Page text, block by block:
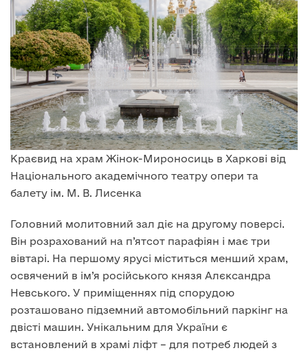
Краєвид на храм Жінок-Мироносиць в Харкові від
Національного академічного театру опери та
балету ім. М. В. Лисенка
Головний молитовний зал діє на другому поверсі.
Він розрахований на п’ятсот парафіян і має три
вівтарі. На першому ярусі міститься менший храм,
освячений в ім’я російського князя Алєксандра
Невського. У приміщеннях під спорудою
розташовано підземний автомобільний паркінг на
двісті машин. Унікальним для України є
встановлений в храмі ліфт – для потреб людей з